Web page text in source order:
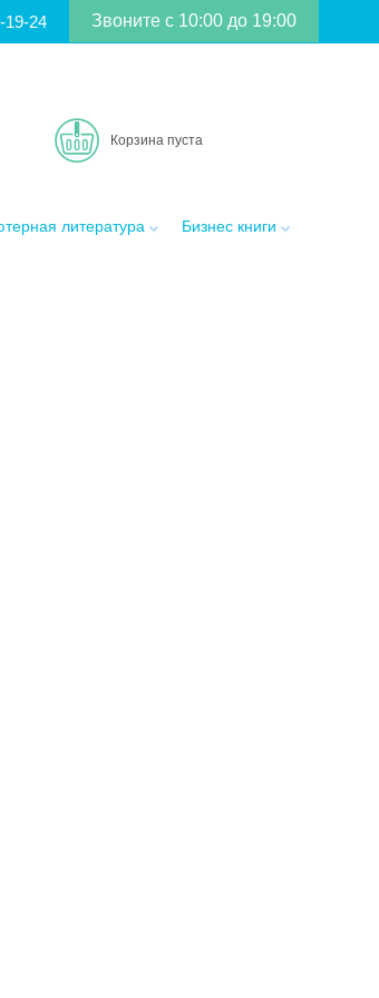
Звоните с 10:00 до 19:00
19-24
Корзина пуста
литература Бизнес книги